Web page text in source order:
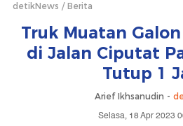
detikNews Berita
Truk Muatan
di Jalan Ciputat
Tutup 1
Arief Ikhsanudin -
Selasa, 18 Apr 2023